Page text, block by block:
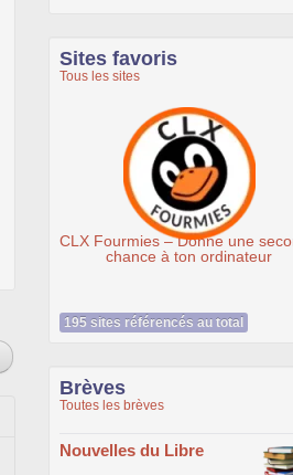
Sites favoris
Tous les sites
CLX Fourmies – Donne une seconde
chance à ton ordinateur
195 sites référencés au total
Brèves
Toutes les brèves
Nouvelles du Libre